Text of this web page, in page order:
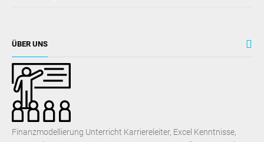
ÜBER UNS
Finanzmodellierung Unterricht Karriereleiter, Excel Kenntnisse,